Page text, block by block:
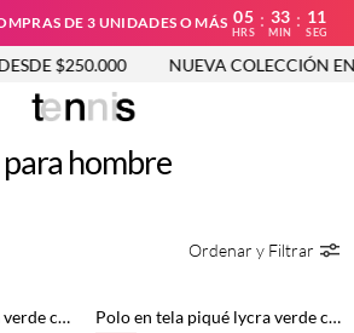
DE 3 UNIDADES O MÁS 05
HRS
: 33
MIN
: 11
SEG
$250.000 NUEVA COLECCIÓN
hombre
Ordenar y Filtrar
Polo en tela piqué lycra verde con diseño limpio para hombre Polo en tela piqué lycra verde con diseño limpio para hombre con detalle único